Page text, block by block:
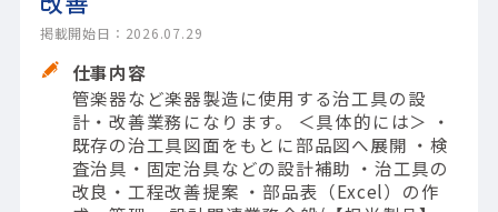
掲載開始日：2026.07.29
仕事内容
管楽器など楽器製造に使用する治工具の設
計・改善業務になります。 ＜具体的には＞ ・
既存の治工具図面をもとに部品図へ展開 ・検
査治具・固定治具などの設計補助 ・治工具の
改良・工程改善提案 ・部品表（Excel）の作